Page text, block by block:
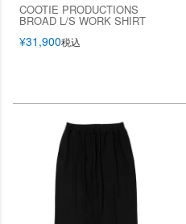
COOTIE PRODUCTIONS
BROAD L/S WORK SHIRT
¥31,900税込